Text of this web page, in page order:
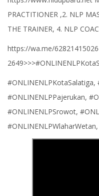
PRACTITIONER ,2. NLP
THE TRAINER, 4. NLP
https://wa.me/
#ONLINENLPKotaSalatiga,
#ONLINENLPPajerukan,
#ONLINENLPSrowot,